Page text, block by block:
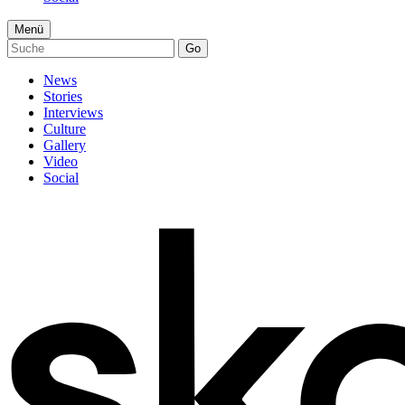
Menü
Go
News
Stories
Interviews
Culture
Gallery
Video
Social